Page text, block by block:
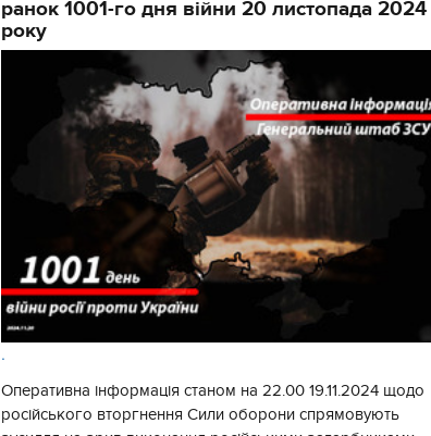
ранок 1001-го дня війни 20 листопада 2024
року
.
Оперативна інформація станом на 22.00 19.11.2024 щодо
російського вторгнення Сили оборони спрямовують